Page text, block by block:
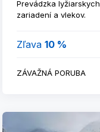
Prevádzka lyžiarskych
zariadení a vlekov.
Zľava 10 %
ZÁVAŽNÁ PORUBA